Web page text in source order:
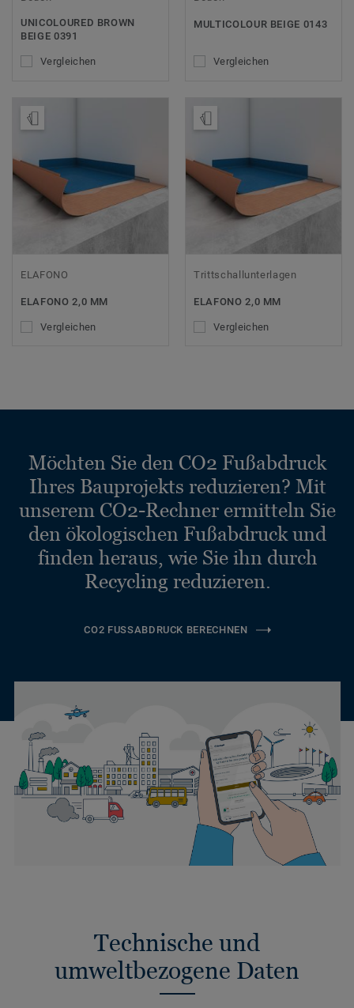
UNICOLOURED BROWN
BEIGE 0391
Vergleichen
MULTICOLOUR BEIGE 0143
Vergleichen
ELAFONO
ELAFONO 2,0 MM
Vergleichen
Trittschallunterlagen
ELAFONO 2,0 MM
Vergleichen
Möchten Sie den CO2 Fußabdruck
Ihres Bauprojekts reduzieren? Mit
unserem CO2-Rechner ermitteln Sie
den ökologischen Fußabdruck und
finden heraus, wie Sie ihn durch
Recycling reduzieren.
CO2 FUSSABDRUCK BERECHNEN
Technische und
umweltbezogene Daten